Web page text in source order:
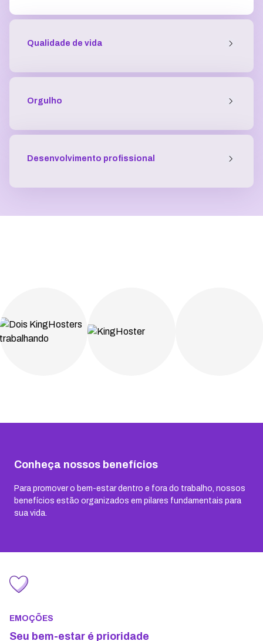
Qualidade de vida
Orgulho
Desenvolvimento profissional
Conheça nossos benefícios
Para promover o bem-estar dentro e fora do trabalho, nossos
benefícios estão organizados em pilares fundamentais para
sua vida.
EMOÇÕES
Seu bem-estar é prioridade